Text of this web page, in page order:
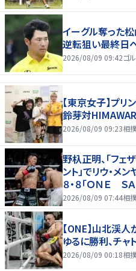
イーグル奪った
逆転狙い最終日
2026/08/09 09:42ゴ
【東京女子】プ
鈴芽対
2026/08/09 09:23相
野杁正明、「フェ
ント」でリウ・メ
８・８「ＯＮＥ Ｓ
2026/08/09 07:44相
【ONE】山北渓
ゆるに勝利、チ
2026/08/09 00:18相